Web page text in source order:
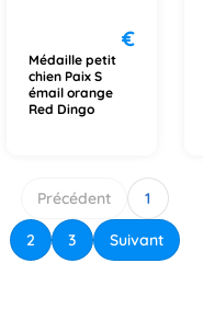
€
Médaille petit
chien Paix S
émail orange
Red Dingo
Précédent 1
2 3 Suivant